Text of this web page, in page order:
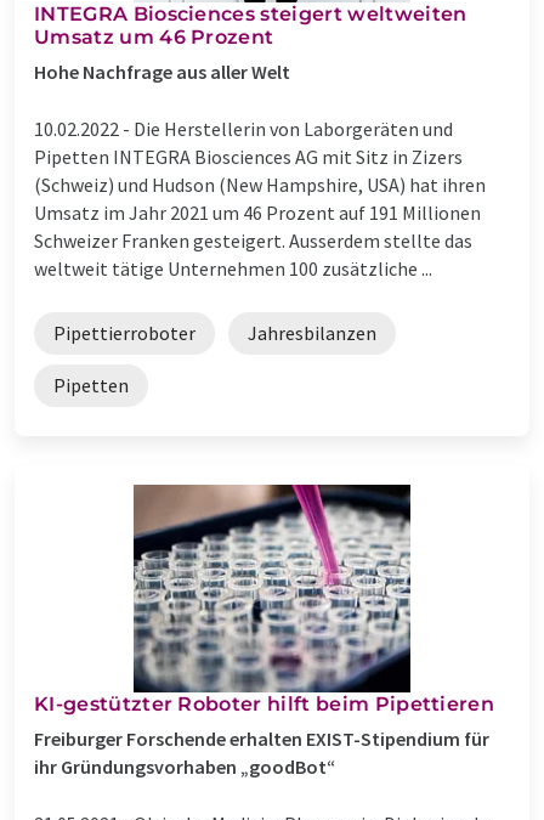
INTEGRA Biosciences steigert weltweiten
Umsatz um 46 Prozent
Hohe Nachfrage aus aller Welt
10.02.2022 - Die Herstellerin von Laborgeräten und
Pipetten INTEGRA Biosciences AG mit Sitz in Zizers
(Schweiz) und Hudson (New Hampshire, USA) hat ihren
Umsatz im Jahr 2021 um 46 Prozent auf 191 Millionen
Schweizer Franken gesteigert. Ausserdem stellte das
weltweit tätige Unternehmen 100 zusätzliche ...
Pipettierroboter Jahresbilanzen
Pipetten
KI-gestützter Roboter hilft beim Pipettieren
Freiburger Forschende erhalten EXIST-Stipendium für
ihr Gründungsvorhaben „goodBot“